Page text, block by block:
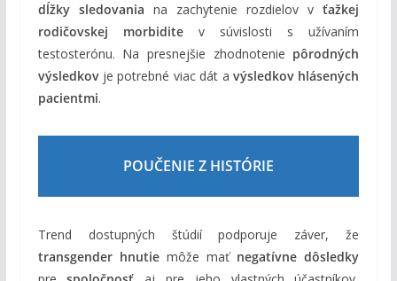
dĺžky sledovania na zachytenie rozdielov vťažkej
rodičovskej morbiditev súvislosti s užívaním
testosterónu. Na presnejšie zhodnotenie pôrodných
výsledkovje potrebné viac dát a výsledkov hlásených
pacientmi.
POUČENIE Z HISTÓRIE
Trend dostupných štúdií podporuje záver, že
transgender hnutiemôže mať negatívne dôsledky